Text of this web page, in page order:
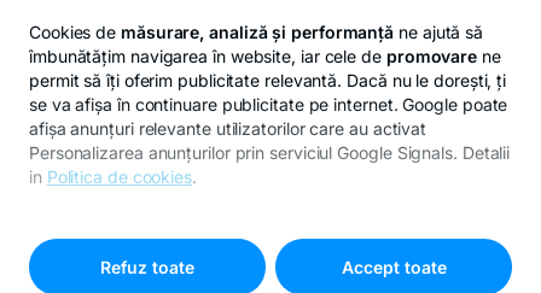
© Copyright 2026 Banca Transilvania. Toate drepturile
rezervate.
-
opens
Cookies de măsurare, analiză și performanță ne ajută să
îmbunătățim navigarea în website, iar cele de promovare ne
permit să îți oferim publicitate relevantă. Dacă nu le dorești, ți
se va afișa în continuare publicitate pe internet. Google poate
afișa anunțuri relevante utilizatorilor care au activat
Personalizarea anunțurilor prin serviciul Google Signals. Detalii
in Politica de cookies.
cookies"
Refuz toate
Accept toate